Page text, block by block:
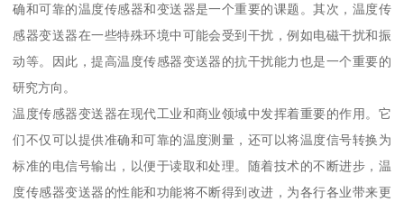
确和可靠的温度传感器和变送器是一个重要的课题。其次，温度传
感器变送器在一些特殊环境中可能会受到干扰，例如电磁干扰和振
动等。因此，提高温度传感器变送器的抗干扰能力也是一个重要的
研究方向。
温度传感器变送器在现代工业和商业领域中发挥着重要的作用。它
们不仅可以提供准确和可靠的温度测量，还可以将温度信号转换为
标准的电信号输出，以便于读取和处理。随着技术的不断进步，温
度传感器变送器的性能和功能将不断得到改进，为各行各业带来更